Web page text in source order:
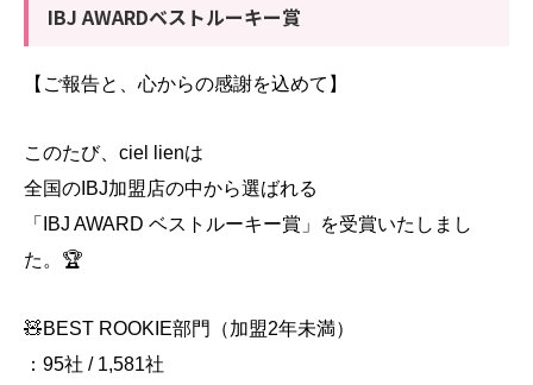
IBJ AWARDベストルーキー賞
【ご報告と、心からの感謝を込めて】
このたび、ciel lienは
全国のIBJ加盟店の中から選ばれる
「IBJ AWARD ベストルーキー賞」を受賞いたしまし
た。🏆
🧸BEST ROOKIE部門（加盟2年未満）
：95社 / 1,581社